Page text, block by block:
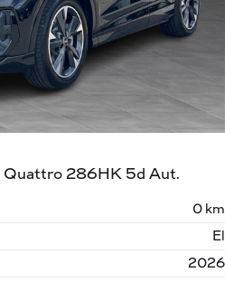
286HK 5d Aut.
0 km
El
2026